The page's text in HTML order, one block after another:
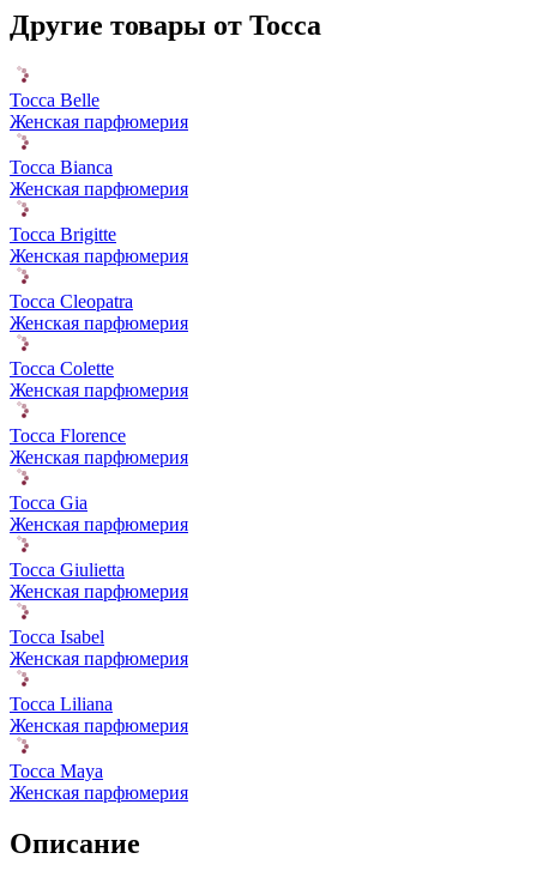
Другие товары от Tocca
Tocca Belle
Женская парфюмерия
Tocca Bianca
Женская парфюмерия
Tocca Brigitte
Женская парфюмерия
Tocca Cleopatra
Женская парфюмерия
Tocca Colette
Женская парфюмерия
Tocca Florence
Женская парфюмерия
Tocca Gia
Женская парфюмерия
Tocca Giulietta
Женская парфюмерия
Tocca Isabel
Женская парфюмерия
Tocca Liliana
Женская парфюмерия
Tocca Maya
Женская парфюмерия
Описание